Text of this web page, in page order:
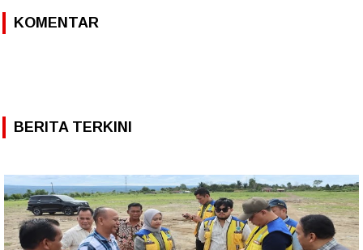
KOMENTAR
BERITA TERKINI